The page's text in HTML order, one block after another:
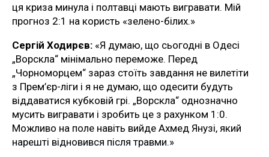
ця криза минула і полтавці мають вигравати. Мій
прогноз 2:1 на користь «зелено-білих.»
Сергій Ходирєв: «Я думаю, що сьогодні в Одесі
„Ворскла“ мінімально переможе. Перед
„Чорноморцем“ зараз стоїть завдання не вилетіти
з Прем’єр-ліги і я не думаю, що одесити будуть
віддаватися кубковій грі. „Ворскла“ однозначно
мусить вигравати і зробить це з рахунком 1:0.
Можливо на поле навіть вийде Ахмед Янузі, який
нарешті відновився після травми.»